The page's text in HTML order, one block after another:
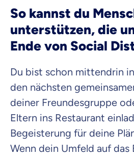
So kannst du
unterstützen, die
Ende von Social
Du bist schon mittendrin
den nächsten
deiner Freundesgruppe
Eltern ins Restaurant
Begeisterung für deine
Wenn dein Umfeld auf das